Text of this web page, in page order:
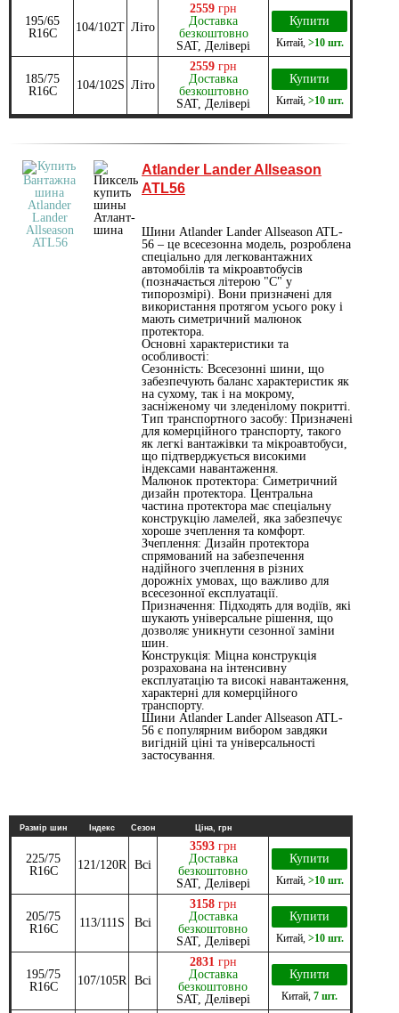
195/65
R16C
104/102T Літо
2559 грн
Доставка
безкоштовно
SAT, Делівері
Купити
Китай, >10 шт.
185/75
R16C
104/102S Літо
2559 грн
Доставка
безкоштовно
SAT, Делівері
Купити
Китай, >10 шт.
Atlander Lander Allseason
ATL56
Шини Atlander Lander Allseason ATL-
56 – це всесезонна модель, розроблена
спеціально для легковантажних
автомобілів та мікроавтобусів
(позначається літерою "С" у
типорозмірі). Вони призначені для
використання протягом усього року і
мають симетричний малюнок
протектора.
Основні характеристики та
особливості:
Сезонність: Всесезонні шини, що
забезпечують баланс характеристик як
на сухому, так і на мокрому,
засніженому чи зледенілому покритті.
Тип транспортного засобу: Призначені
для комерційного транспорту, такого
як легкі вантажівки та мікроавтобуси,
що підтверджується високими
індексами навантаження.
Малюнок протектора: Симетричний
дизайн протектора. Центральна
частина протектора має спеціальну
конструкцію ламелей, яка забезпечує
хороше зчеплення та комфорт.
Зчеплення: Дизайн протектора
спрямований на забезпечення
надійного зчеплення в різних
дорожніх умовах, що важливо для
всесезонної експлуатації.
Призначення: Підходять для водіїв, які
шукають універсальне рішення, що
дозволяє уникнути сезонної заміни
шин.
Конструкція: Міцна конструкція
розрахована на інтенсивну
експлуатацію та високі навантаження,
характерні для комерційного
транспорту.
Шини Atlander Lander Allseason ATL-
56 є популярним вибором завдяки
вигідній ціні та універсальності
застосування.
Размір шин Індекс Сезон Ціна, грн
225/75
R16C
121/120R Всі
3593 грн
Доставка
безкоштовно
SAT, Делівері
Купити
Китай, >10 шт.
205/75
R16C
113/111S Всі
3158 грн
Доставка
безкоштовно
SAT, Делівері
Купити
Китай, >10 шт.
195/75
R16C
107/105R Всі
2831 грн
Доставка
безкоштовно
SAT, Делівері
Купити
Китай 7 шт.